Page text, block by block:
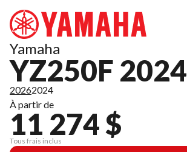
Yamaha
YZ250F 2024
20262024
À partir de
11 274 $
Tous frais inclus